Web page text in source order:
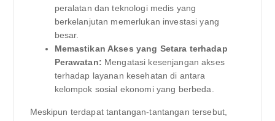
peralatan dan teknologi medis yang
berkelanjutan memerlukan investasi yang
besar.
Memastikan Akses yang Setara terhadap
Perawatan: Mengatasi kesenjangan akses
terhadap layanan kesehatan di antara
kelompok sosial ekonomi yang berbeda.
Meskipun terdapat tantangan-tantangan tersebut,